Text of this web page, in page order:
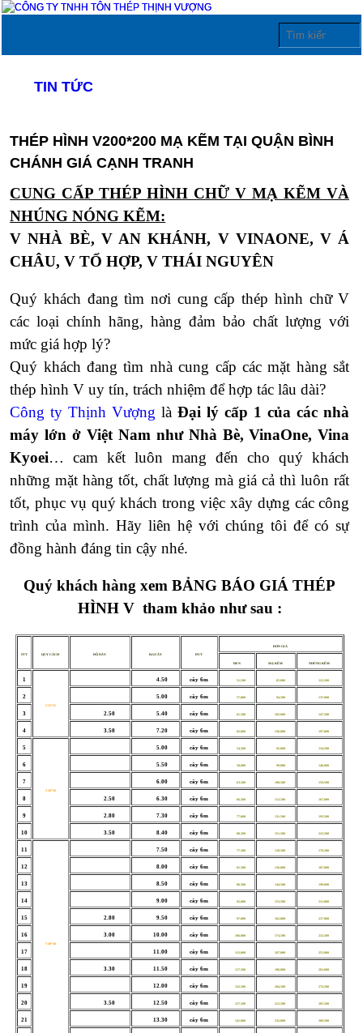
TIN TỨC
THÉP HÌNH V200*200 MẠ KẼM TẠI QUẬN BÌNH
CHÁNH GIÁ CẠNH TRANH
CUNG CẤP THÉP HÌNH CHỮ V MẠ KẼM VÀ
NHÚNG NÓNG KẼM:
V NHÀ BÈ, V AN KHÁNH, V VINAONE, V Á
CHÂU, V TỔ HỢP, V THÁI NGUYÊN
Quý khách đang tìm nơi cung cấp thép hình chữ V
các loại chính hãng, hàng đảm bảo chất lượng với
mức giá hợp lý?
Quý khách đang tìm nhà cung cấp các mặt hàng sắt
thép hình V uy tín, trách nhiệm để hợp tác lâu dài?
Công ty Thịnh Vượng làĐại lý cấp 1 của các nhà
máy lớn ở Việt Nam như Nhà Bè, VinaOne, Vina
Kyoei… cam kết luôn mang đến cho quý khách
những mặt hàng tốt, chất lượng mà giá cả thì luôn rất
tốt, phục vụ quý khách trong việc xây dựng các công
trình của mình. Hãy liên hệ với chúng tôi để có sự
đồng hành đáng tin cậy nhé.
Quý khách hàng xemBẢNG BÁO GIÁ THÉP
HÌNH V tham khảo như sau :
STT QUY CÁCH ĐỘ DÀY KG/CÂY ĐVT
ĐƠN GIÁ
ĐEN MẠ KẼM NHÚNG KẼM
1
V25*25
4.50 cây 6m 51,500 85,000 123,500
2 5.00 cây 6m 57,000 94,500 137,000
3 2.50 5.40 cây 6m 61,500 102,000 147,500
4 3.50 7.20 cây 6m 82,000 136,000 197,000
5
V30*30
5.00 cây 6m 54,500 92,000 134,500
6 5.50 cây 6m 58,000 99,000 146,000
7 6.00 cây 6m 63,500 108,500 159,500
8 2.50 6.30 cây 6m 66,500 113,500 167,000
9 2.80 7.30 cây 6m 77,000 131,500 193,500
10 3.50 8.40 cây 6m 88,500 151,500 222,500
11
V40*40
7.50 cây 6m 77,500 128,500 176,500
12 8.00 cây 6m 81,500 136,000 187,000
13 8.50 cây 6m 86,500 144,500 199,000
14 9.00 cây 6m 92,000 153,500 211,000
15 2.80 9.50 cây 6m 97,000 162,000 217,000
16 3.00 10.00 cây 6m 106,000 174,500 232,500
17 11.00 cây 6m 112,000 187,000 251,000
18 3.30 11.50 cây 6m 117,500 196,000 263,000
19 12.00 cây 6m 122,500 204,500 274,500
20 3.50 12.50 cây 6m 127,500 212,500 285,500
21 13.30 cây 6m 141,000 232,000 309,500